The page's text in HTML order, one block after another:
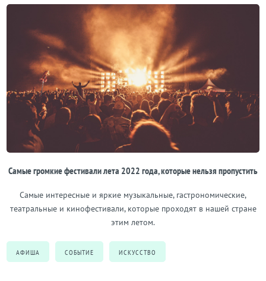
Самые громкие фестивали лета 2022 года, которые нельзя пропустить
Самые интересные и яркие музыкальные, гастрономические,
театральные и кинофестивали, которые проходят в нашей стране
этим летом.
АФИША СОБЫТИЕ ИСКУССТВО